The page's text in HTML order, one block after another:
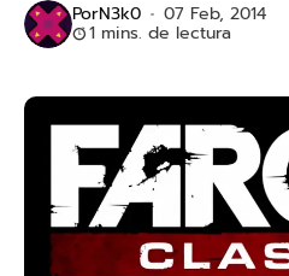
PorN3k0 07 Feb, 2014
1 mins. de lectura